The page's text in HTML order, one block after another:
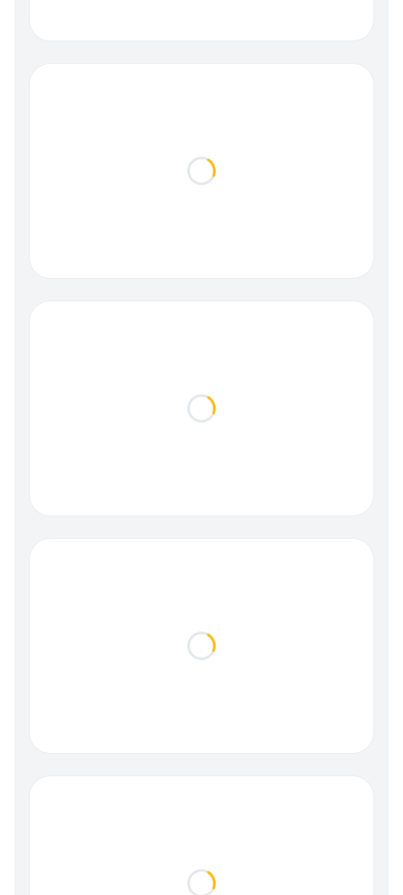
Loading...
Loading...
Loading...